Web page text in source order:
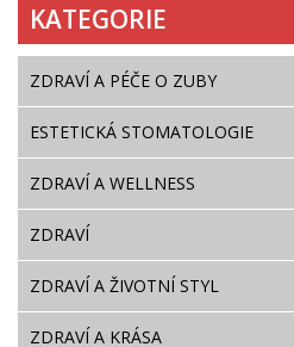
KATEGORIE
ZDRAVÍ A PÉČE O ZUBY
ESTETICKÁ STOMATOLOGIE
ZDRAVÍ A WELLNESS
ZDRAVÍ
ZDRAVÍ A ŽIVOTNÍ STYL
ZDRAVÍ A KRÁSA